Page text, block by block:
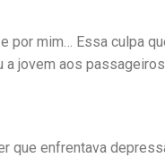
por mim… Essa culpa
a jovem aos
que enfrentava